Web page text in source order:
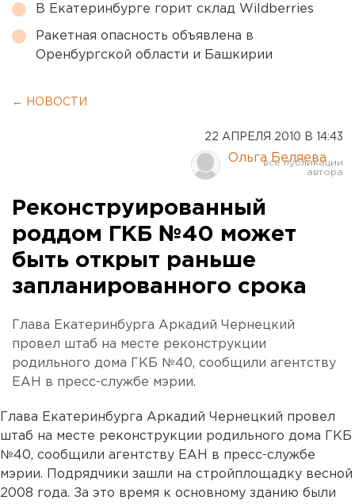
В Екатеринбурге горит склад Wildberries
Ракетная опасность объявлена в
Оренбургской области и Башкирии
← НОВОСТИ
22 АПРЕЛЯ 2010 В 14:43
Ольга Беляева
Реконструированный
роддом ГКБ №40 может
быть открыт раньше
запланированного срока
Глава Екатеринбурга Аркадий Чернецкий
провел штаб на месте реконструкции
родильного дома ГКБ №40, сообщили агентству
ЕАН в пресс-службе мэрии.
Глава Екатеринбурга Аркадий Чернецкий провел
штаб на месте реконструкции родильного дома ГКБ
№40, сообщили агентству ЕАН в пресс-службе
мэрии. Подрядчики зашли на стройплощадку весной
2008 года. За это время к основному зданию были